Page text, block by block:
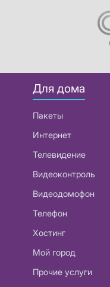
Для дома
Пакеты
Интернет
Телевидение
Видеоконтроль
Видеодомофон
Телефон
Хостинг
Мой город
Прочие услуги